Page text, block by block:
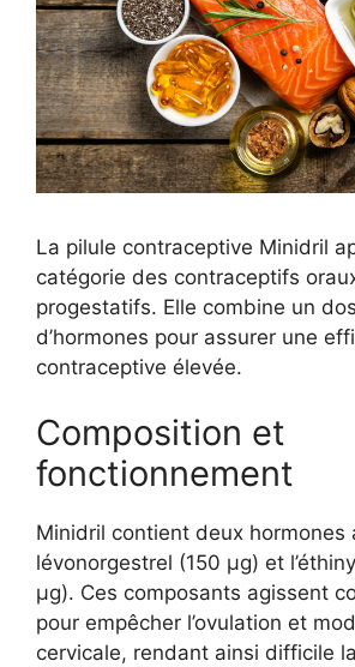
La pilule contraceptive Minidril
catégorie des contraceptifs
progestatifs. Elle combine un
d’hormones pour assurer une
contraceptive élevée.
Composition et
fonctionnement
Minidril contient deux hormones
lévonorgestrel (150 µg) et
µg). Ces composants agissent
pour empêcher l’ovulation et
cervicale, rendant ainsi difficile